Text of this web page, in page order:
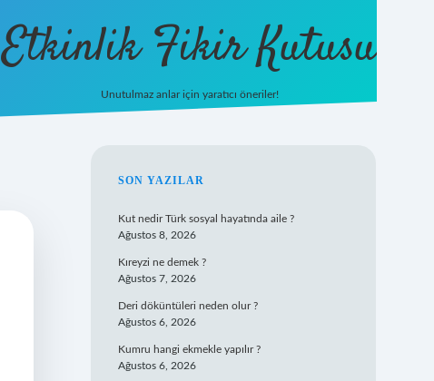
Etkinlik Fikir Kutusu
Unutulmaz anlar için yaratıcı öneriler!
SIDEBAR
SON YAZILAR
Kut nedir Türk sosyal hayatında aile ?
Ağustos 8, 2026
Kıreyzi ne demek ?
Ağustos 7, 2026
Deri döküntüleri neden olur ?
Ağustos 6, 2026
Kumru hangi ekmekle yapılır ?
Ağustos 6, 2026